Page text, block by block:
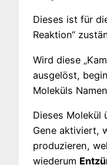
Dieses ist für
Reaktion“
Wird diese
ausgelöst,
Moleküls
Dieses Molekül
Gene aktiviert,
produzieren,
wiederum